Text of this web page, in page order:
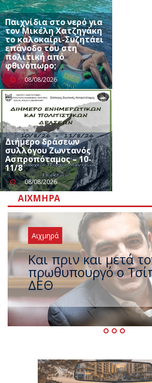
Παιχνίδια στο νερό για
τον Μικέλη Χατζηγάκη
το καλοκαίρι-Συζητάει
επάνοδο του στη
πολιτική από
φθινόπωρο;
08/08/2026
Διήμερο δράσεων
συλλόγου Ζωντανός
Ασπροπόταμος – 10-
11/8
08/08/2026
ΑΙΧΜΗΡΆ
Αιχμηρά
Έρχεται νέο ισχυρό
ζέστης με 40
– Ο καιρός έως τον
Δεκαπενταύγουστο